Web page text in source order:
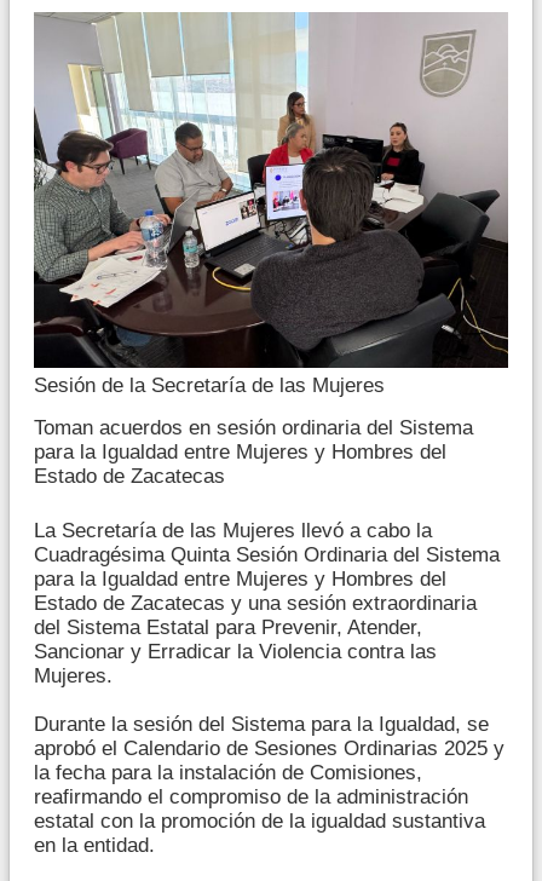
Sesión de la Secretaría de las Mujeres
Toman acuerdos en sesión ordinaria del Sistema
para la Igualdad entre Mujeres y Hombres del
Estado de Zacatecas
La Secretaría de las Mujeres llevó a cabo la
Cuadragésima Quinta Sesión Ordinaria del Sistema
para la Igualdad entre Mujeres y Hombres del
Estado de Zacatecas y una sesión extraordinaria
del Sistema Estatal para Prevenir, Atender,
Sancionar y Erradicar la Violencia contra las
Mujeres.
Durante la sesión del Sistema para la Igualdad, se
aprobó el Calendario de Sesiones Ordinarias 2025 y
la fecha para la instalación de Comisiones,
reafirmando el compromiso de la administración
estatal con la promoción de la igualdad sustantiva
en la entidad.